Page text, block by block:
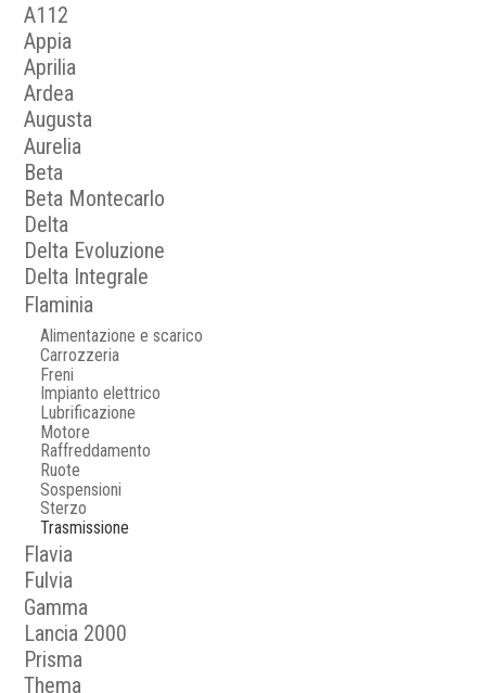
A112
Appia
Aprilia
Ardea
Augusta
Aurelia
Beta
Beta Montecarlo
Delta
Delta Evoluzione
Delta Integrale
Flaminia
Alimentazione e scarico
Carrozzeria
Freni
Impianto elettrico
Lubrificazione
Motore
Raffreddamento
Ruote
Sospensioni
Sterzo
Trasmissione
Flavia
Fulvia
Gamma
Lancia 2000
Prisma
Thema